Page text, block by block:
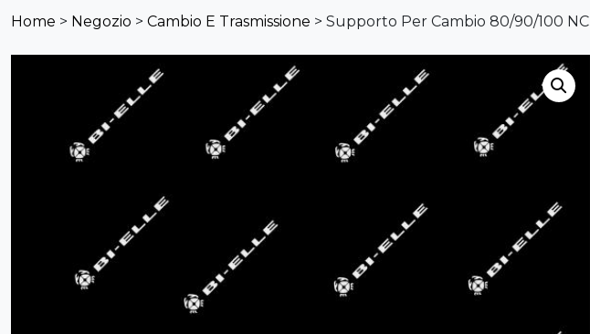
Home > Negozio > Cambio E Trasmissione > Supporto Per Cambio 80/90/100 NC